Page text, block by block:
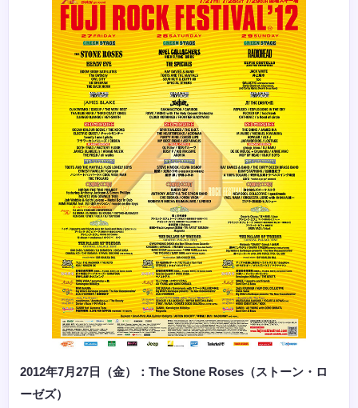
2012年7月27日（金）：The Stone Roses（ストーン・ロ
ーゼズ）